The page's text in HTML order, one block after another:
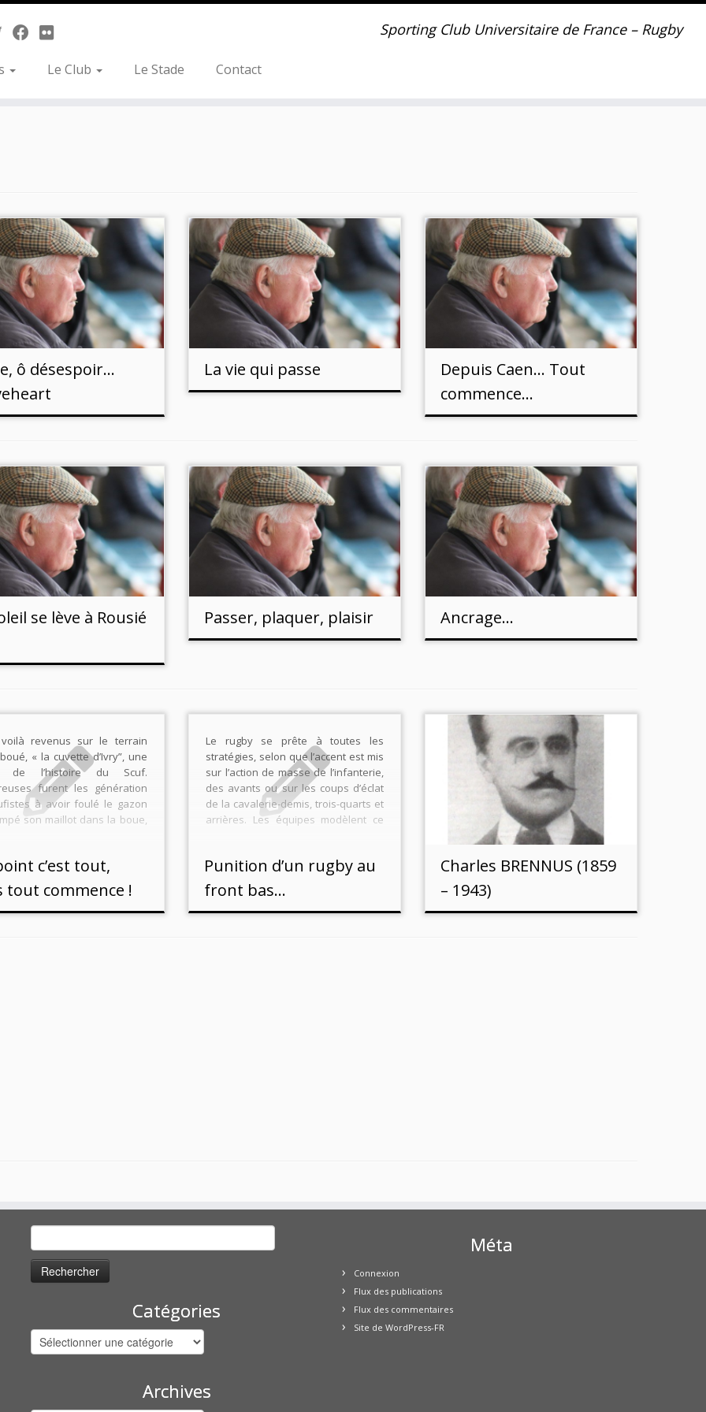
Sporting Club Universitaire de France – Rugby
Le Club Le Stade Contact
ô désespoir…
La vie qui passe
Depuis Caen… Tout
commence…
se lève à Rousié
Passer, plaquer, plaisir Ancrage…
revenus sur le terrain
« la cuvette d’Ivry”, une
de l’histoire du Scuf.
furent les génération
à avoir foulé le gazon
son maillot dans la boue,
ne […] c’est tout,
tout commence !
Le rugby se prête à toutes les
stratégies, selon que l’accent est mis
sur l’action de masse de l’infanterie,
des avants ou sur les coups d’éclat
de la cavalerie-demis, trois-quarts et
arrières. Les équipes modèlent ce
prépondérance […]
Punition d’un rugby au
front bas…
Charles BRENNUS (1859
– 1943)
Rechercher :
Catégories
Catégories
Archives
Méta
Connexion
Flux des publications
Flux des commentaires
Site de WordPress-FR